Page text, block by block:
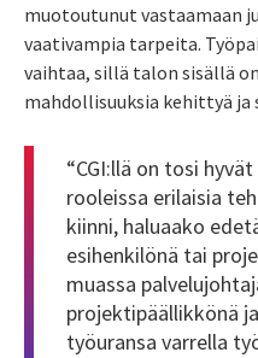
muotoutunut vastaamaan
vaativampia tarpeita.
vaihtaa, sillä talon sisällä
mahdollisuuksia kehittyä
“CGI:llä on tosi
rooleissa erilaisia
kiinni, haluaako
esihenkilönä tai
muassa
projektipäällikkönä
työuransa varrella